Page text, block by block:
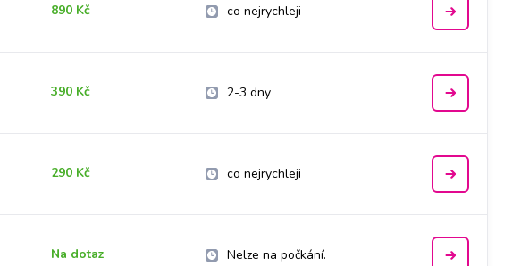
890 Kč co nejrychleji
390 Kč 2-3 dny
290 Kč co nejrychleji
Na dotaz Nelze na počkání.